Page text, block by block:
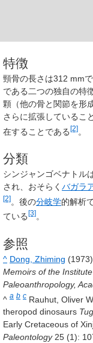
特徴
頸骨の長さは312 mm
である二つの独自の特
顆（他の骨と関節を形
さらに拡張しているこ
在することである[2]
分類
シンジャンゴベナトル
され、おそらく バガラ
[2]。後の分岐学的解析
ている [3] 。
参照
^ Dong, Zhiming
Memoirs of the
Paleoanthropology,
^ a b c Rauhut, Oliver
theropod dinosaurs
Early Cretaceous of
Paleontology 25 (1):